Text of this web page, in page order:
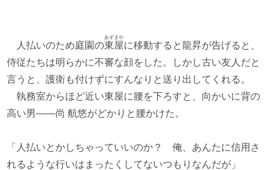
人払いのため庭園の東屋
あずまや
に移動すると龍昇が告げると、
侍従たちは明らかに不審な顔をした。しかし古い友人だと
言うと、護衛も付けずにすんなりと送り出してくれる。
執務室からほど近い東屋に腰を下ろすと、向かいに背の
高い男――尚 航悠がどかりと腰かけた。
「人払いとかしちゃっていいのか？ 俺、あんたに信用さ
れるような行いはまったくしてないつもりなんだが」